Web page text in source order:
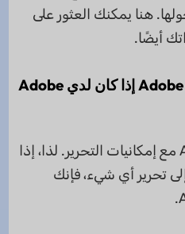
هنا يمكنك العثور على
أيضًا.
1. هل أحتاج إلى Adobe Acrobat إذا كان لدي Adobe
نعم، لا يأتي Adobe Reader مع إمكانيات التحرير. لذا، إذا
تحرير أي شيء، فإنك